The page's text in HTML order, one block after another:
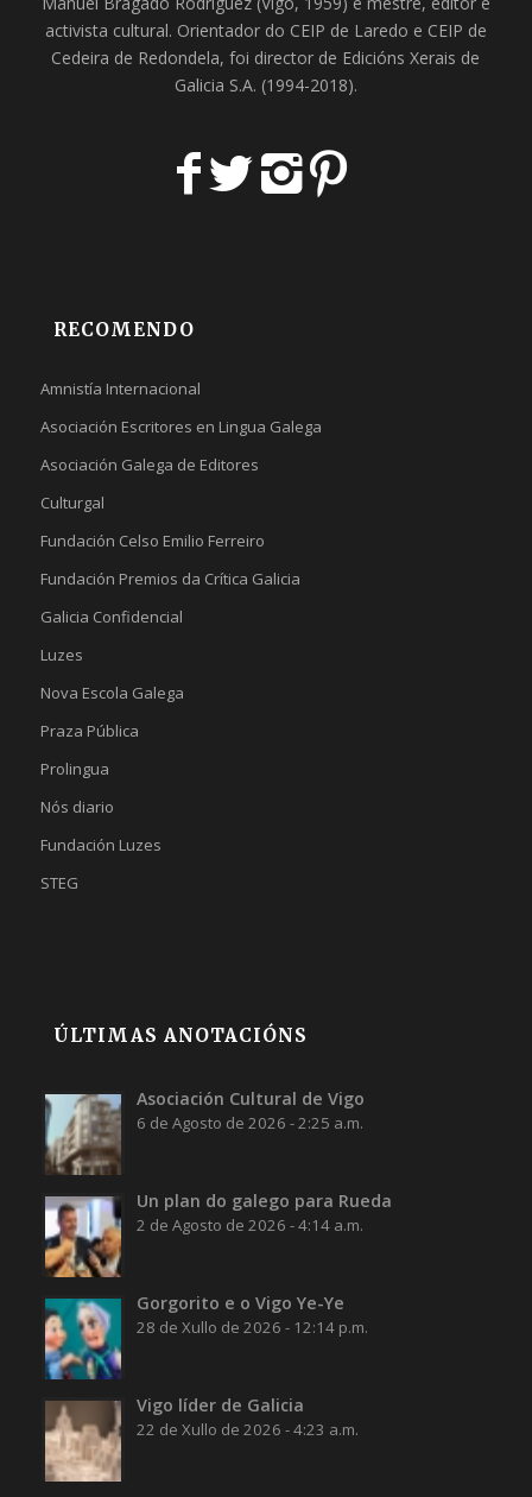
activista cultural. Orientador do CEIP de Laredo e CEIP de
Cedeira de Redondela, foi director de Edicións Xerais de
Galicia S.A. (1994-2018).
RECOMENDO
Amnistía Internacional
Asociación Escritores en Lingua Galega
Asociación Galega de Editores
Culturgal
Fundación Celso Emilio Ferreiro
Fundación Premios da Crítica Galicia
Galicia Confidencial
Luzes
Nova Escola Galega
Praza Pública
Prolingua
Nós diario
Fundación Luzes
STEG
ÚLTIMAS ANOTACIÓNS
Asociación Cultural de Vigo
6 de Agosto de 2026 - 2:25 a.m.
Un plan do galego para Rueda
2 de Agosto de 2026 - 4:14 a.m.
Gorgorito e o Vigo Ye-Ye
28 de Xullo de 2026 - 12:14 p.m.
Vigo líder de Galicia
22 de Xullo de 2026 - 4:23 a.m.